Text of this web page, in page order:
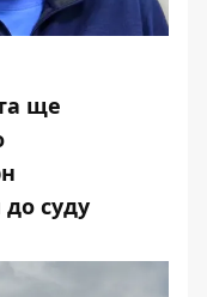
ще
суду